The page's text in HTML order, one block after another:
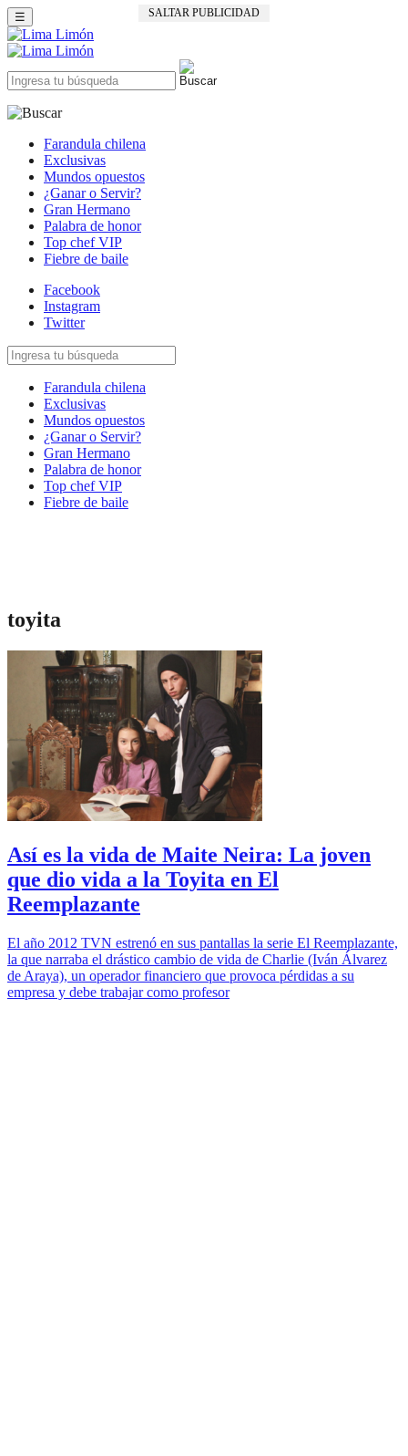
SALTAR PUBLICIDAD
☰
Farandula chilena
Exclusivas
Mundos opuestos
¿Ganar o Servir?
Gran Hermano
Palabra de honor
Top chef VIP
Fiebre de baile
Facebook
Instagram
Twitter
Farandula chilena
Exclusivas
Mundos opuestos
¿Ganar o Servir?
Gran Hermano
Palabra de honor
Top chef VIP
Fiebre de baile
toyita
Así es la vida de Maite Neira: La joven
que dio vida a la Toyita en El
Reemplazante
El año 2012 TVN estrenó en sus pantallas la serie El Reemplazante,
la que narraba el drástico cambio de vida de Charlie (Iván Álvarez
de Araya), un operador financiero que provoca pérdidas a su
empresa y debe trabajar como profesor